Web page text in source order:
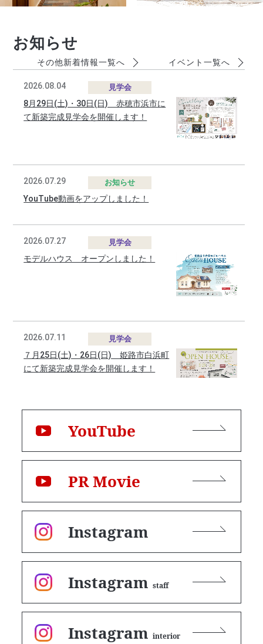
お知らせ
イベント一覧へ
その他新着情報一覧へ
2026.08.04 見学会
8月29日(土)・30日(日) 赤穂市浜市に
て新築完成見学会を開催します！
2026.07.29 お知らせ
YouTube動画をアップしました！
2026.07.27 見学会
モデルハウス オープンしました！
2026.07.11 見学会
７月25日(土)・26日(日) 姫路市白浜町
にて新築完成見学会を開催します！
2026.06.14 お知らせ
●住宅無料相談会●随時開催中！
YouTube
PR Movie
Instagram
Instagram staff
Instagram interior